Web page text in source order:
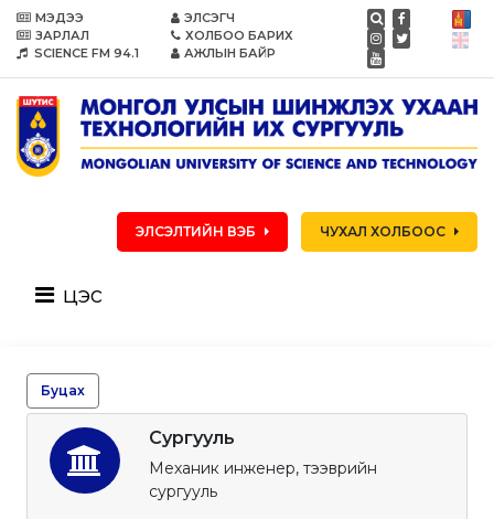
МЭДЭЭ
ЗАРЛАЛ
SCIENCE FM 94.1
ЭЛСЭГЧ
ХОЛБОО БАРИХ
АЖЛЫН БАЙР
ЭЛСЭЛТИЙН ВЭБ ЧУХАЛ ХОЛБООС
цэс
Буцах
Сургууль
Механик инженер, тээврийн
сургууль